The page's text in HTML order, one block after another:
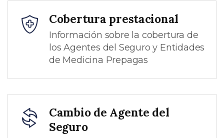
Cobertura prestacional
Información sobre la cobertura de
los Agentes del Seguro y Entidades
de Medicina Prepagas
Cambio de Agente del
Seguro